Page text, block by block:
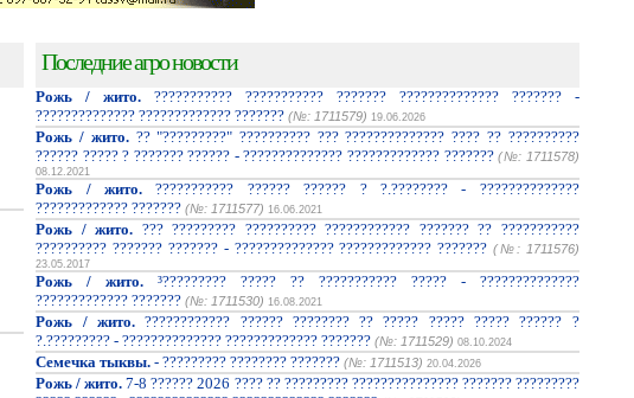
Последние агро новости
Рожь / жито. ??????????? ??????????? ??????? ?????????????? ??????? -
?????????????? ????????????? ??????? (№: 1711579) 19.06.2026
Рожь / жито.?? "?????????" ?????????? ??? ?????????????? ???? ?? ??????????
?????? ????? ? ??????? ?????? - ?????????????? ????????????? ??????? (№: 1711578)
08.12.2021
Рожь / жито. ??????????? ?????? ?????? ? ?.???????? - ??????????????
????????????? ??????? (№: 1711577) 16.06.2021
Рожь / жито. ??? ????????? ?????????? ???????????? ??????? ?? ???????????
?????????? ??????? ??????? - ?????????????? ????????????? ??????? (№: 1711576)
23.05.2017
Рожь / жито. ³????????? ????? ?? ??????????? ????? - ??????????????
????????????? ??????? (№: 1711530) 16.08.2021
Рожь / жито.???????????? ?????? ???????? ?? ????? ????? ????? ?????? ?
?.????????? - ?????????????? ????????????? ??????? (№: 1711529) 08.10.2024
Семечка тыквы. - ????????? ???????? ??????? (№: 1711513) 20.04.2026
Рожь / жито. 7-8 ?????? 2026 ???? ?? ????????? ??????????????? ??????? ?????????